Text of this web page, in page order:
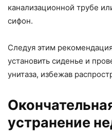
канализационной трубе
сифон.
Следуя этим
установить сиденье и
унитаза, избежав
устранение